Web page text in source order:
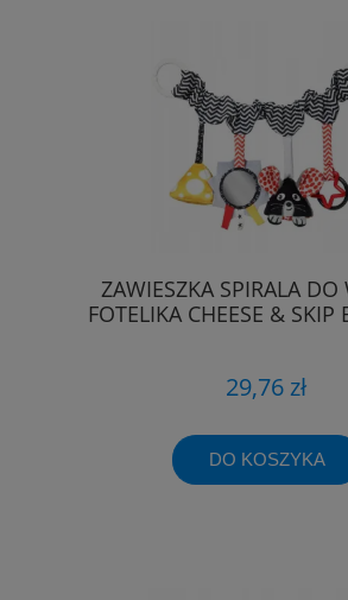
ZAWIESZKA SPIRALA DO
FOTELIKA CHEESE & SKIP
29,76 zł
DO KOSZYKA